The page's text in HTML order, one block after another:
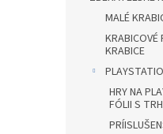
MALÉ
KRABICOVÉ
KRABICE
HRY NA
FÓLII S